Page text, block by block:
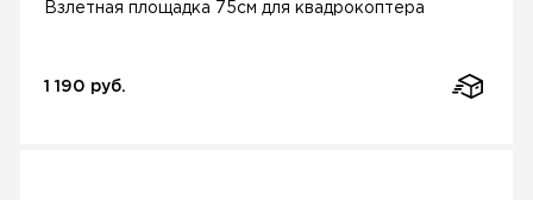
Взлетная площадка 75см для квадрокоптера
1 190 руб.